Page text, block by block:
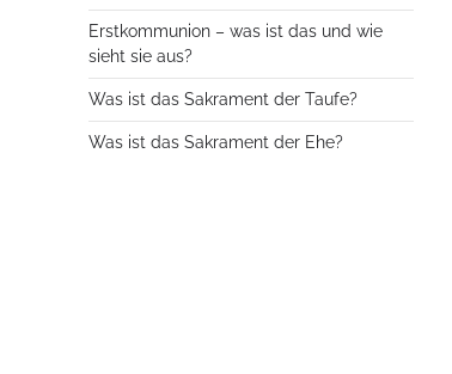
Erstkommunion – was ist das und wie
sieht sie aus?
Was ist das Sakrament der Taufe?
Was ist das Sakrament der Ehe?